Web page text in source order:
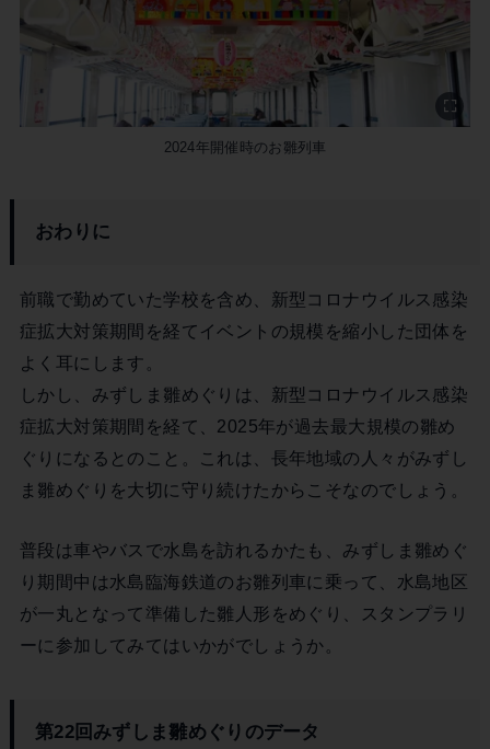
2024年開催時のお雛列車
おわりに
前職で勤めていた学校を含め、新型コロナウイルス感染
症拡大対策期間を経てイベントの規模を縮小した団体を
よく耳にします。
しかし、みずしま雛めぐりは、新型コロナウイルス感染
症拡大対策期間を経て、2025年が過去最大規模の雛め
ぐりになるとのこと。これは、長年地域の人々がみずし
ま雛めぐりを大切に守り続けたからこそなのでしょう。
普段は車やバスで水島を訪れるかたも、みずしま雛めぐ
り期間中は水島臨海鉄道のお雛列車に乗って、水島地区
が一丸となって準備した雛人形をめぐり、スタンプラリ
ーに参加してみてはいかがでしょうか。
第22回みずしま雛めぐりのデータ